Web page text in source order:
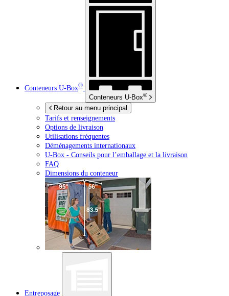
Conteneurs U-Box®
Conteneurs U-Box®
Retour au menu principal
Tarifs et renseignements
Options de livraison
Utilisations fréquentes
Déménagements internationaux
U-Box - Conseils pour l’emballage et la livraison
FAQ
Dimensions du conteneur
Entreposage